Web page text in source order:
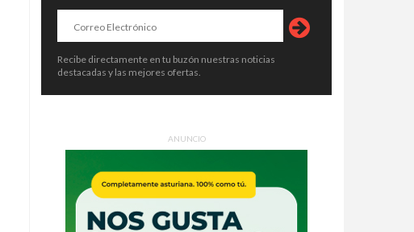
Recibe directamente en tu buzón nuestras noticias
destacadas y las mejores ofertas.
ANUNCIO